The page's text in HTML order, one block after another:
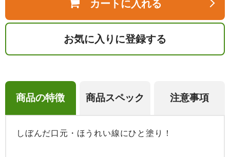
カートに入れる
お気に入りに登録する
商品の特徴 商品スペック 注意事項
しぼんだ口元・ほうれい線にひと塗り！